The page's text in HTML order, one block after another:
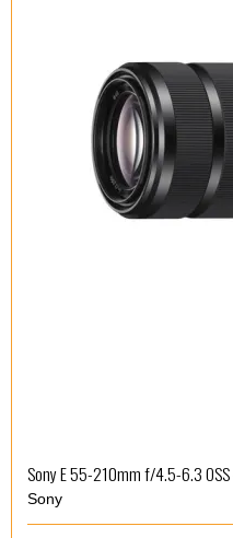
Sony E 55-210mm f/4.5-6.3
Sony